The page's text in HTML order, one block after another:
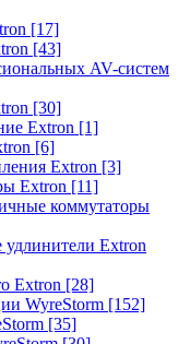
[17]
[43]
AV-систем
[30]
Extron [1]
[6]
Extron [3]
Extron [11]
коммутаторы
Extron
Extron [28]
WyreStorm [152]
[35]